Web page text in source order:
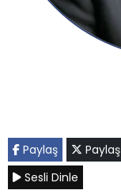
Paylaş Paylaş
Sesli Dinle